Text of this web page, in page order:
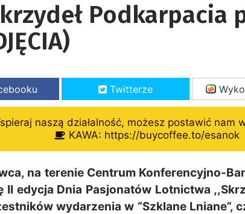
Podkarpacia
Twitterze
naszą działalność, możesz postawić nam
KAWA: https://buycoffee.to/esanok
na terenie Centrum Konferencyjno-
II edycja Dnia Pasjonatów Lotnictwa
wydarzenia w “Szklane Lniane”,